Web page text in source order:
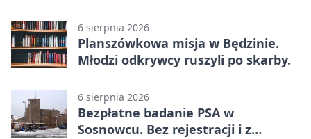
6 sierpnia 2026
Planszówkowa misja w Będzinie.
Młodzi odkrywcy ruszyli po skarby.
6 sierpnia 2026
Bezpłatne badanie PSA w
Sosnowcu. Bez rejestracji i z